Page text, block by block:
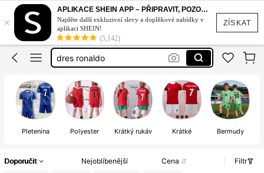
ZÍSKAT
×
APLIKACE SHEIN APP – PŘIPRAVIT, POZOR, STYL!
Najděte další exkluzivní slevy a doplňkové nabídky v
aplikaci SHEIN!
(5,142)
fotbalový dres
lamine yamal dres
dres ronaldo
ronaldo dres
fotbalový dres
Pletenina Polyester Krátký rukáv Krátké Bermudy
Doporučit Nejoblíbenější Cena
Filtr